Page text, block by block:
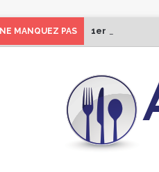
NE MANQUEZ PAS 1er Édition de